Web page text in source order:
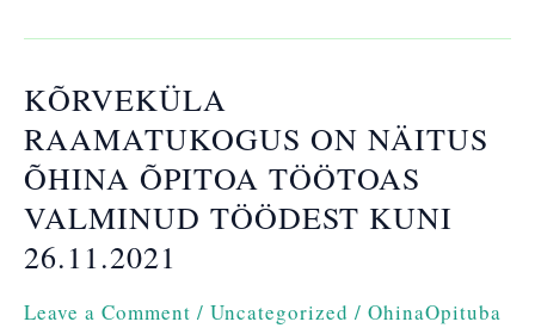
KÕRVEKÜLA
RAAMATUKOGUS ON NÄITUS
ÕHINA ÕPITOA TÖÖTOAS
VALMINUD TÖÖDEST KUNI
26.11.2021
Leave a Comment / Uncategorized / OhinaOpituba
Kõrveküla
raamatukogus
on
näitus
Õhina
Õpitoa
töötoas
valminud